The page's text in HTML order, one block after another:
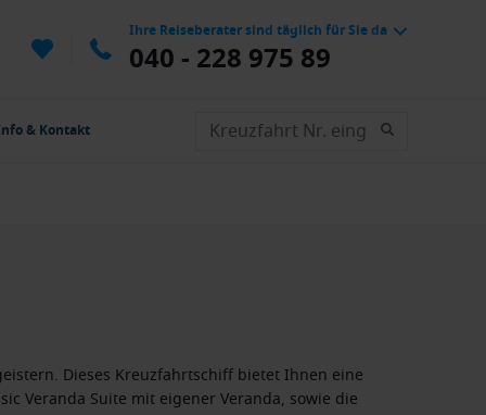
Ihre Reiseberater sind täglich für Sie da
040 - 228 975 89
& Kontakt
Dieses Kreuzfahrtschiff bietet Ihnen eine
Veranda Suite mit eigener Veranda, sowie die